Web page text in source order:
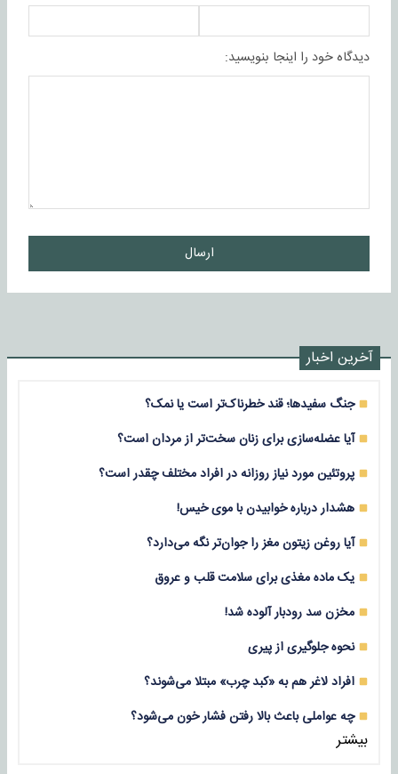
دیدگاه خود را اینجا بنویسید:
ارسال
آخرین اخبار
جنگ سفیدها؛ قند خطرناک‌تر است یا نمک؟
آیا عضله‌سازی برای زنان سخت‌تر از مردان است؟
پروتئین مورد نیاز روزانه در افراد مختلف چقدر است؟
هشدار درباره خوابیدن با موی خیس!
آیا روغن زیتون مغز را جوان‌تر نگه می‌دارد؟
یک ماده مغذی برای سلامت قلب و عروق
مخزن سد رودبار آلوده شد!
نحوه جلوگیری از پیری
افراد لاغر هم به «کبد چرب» مبتلا می‌شوند؟
چه عواملی باعث بالا رفتن فشار خون می‌شود؟
بیشتر